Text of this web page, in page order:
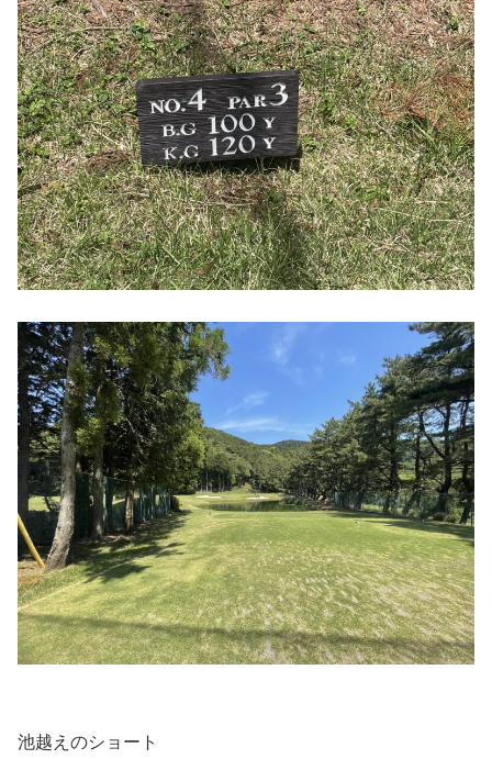
池越えのショート